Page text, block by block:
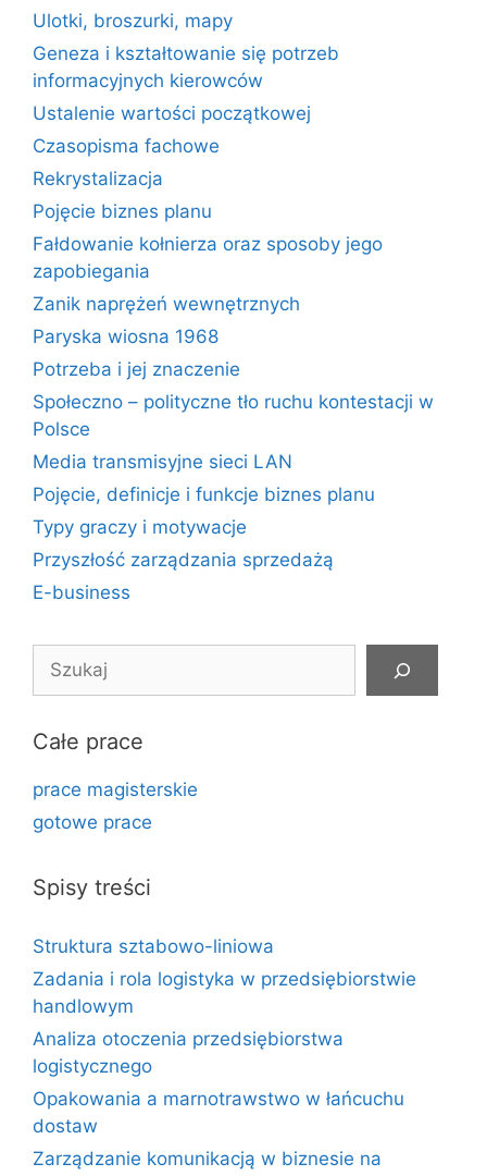
Ulotki, broszurki, mapy
Geneza i kształtowanie się potrzeb
informacyjnych kierowców
Ustalenie wartości początkowej
Czasopisma fachowe
Rekrystalizacja
Pojęcie biznes planu
Fałdowanie kołnierza oraz sposoby jego
zapobiegania
Zanik naprężeń wewnętrznych
Paryska wiosna 1968
Potrzeba i jej znaczenie
Społeczno – polityczne tło ruchu kontestacji w
Polsce
Media transmisyjne sieci LAN
Pojęcie, definicje i funkcje biznes planu
Typy graczy i motywacje
Przyszłość zarządzania sprzedażą
E-business
Szukaj
Całe prace
prace magisterskie
gotowe prace
Spisy treści
Struktura sztabowo-liniowa
Zadania i rola logistyka w przedsiębiorstwie
handlowym
Analiza otoczenia przedsiębiorstwa
logistycznego
Opakowania a marnotrawstwo w łańcuchu
dostaw
Zarządzanie komunikacją w biznesie na